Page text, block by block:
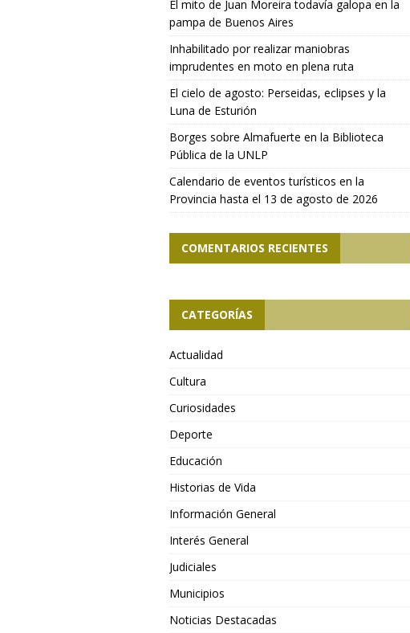
El mito de Juan Moreira todavía galopa en la
pampa de Buenos Aires
Inhabilitado por realizar maniobras
imprudentes en moto en plena ruta
El cielo de agosto: Perseidas, eclipses y la
Luna de Esturión
Borges sobre Almafuerte en la Biblioteca
Pública de la UNLP
Calendario de eventos turísticos en la
Provincia hasta el 13 de agosto de 2026
COMENTARIOS RECIENTES
CATEGORÍAS
Actualidad
Cultura
Curiosidades
Deporte
Educación
Historias de Vida
Información General
Interés General
Judiciales
Municipios
Noticias Destacadas